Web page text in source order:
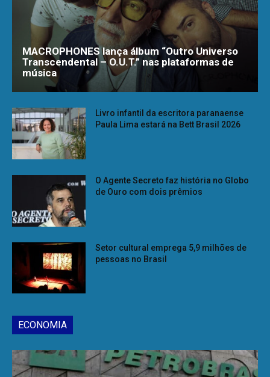
MACROPHONES lança álbum “Outro Universo
Transcendental – O.U.T.” nas plataformas de
música
Livro infantil da escritora paranaense
Paula Lima estará na Bett Brasil 2026
O Agente Secreto faz história no Globo
de Ouro com dois prêmios
Setor cultural emprega 5,9 milhões de
pessoas no Brasil
ECONOMIA